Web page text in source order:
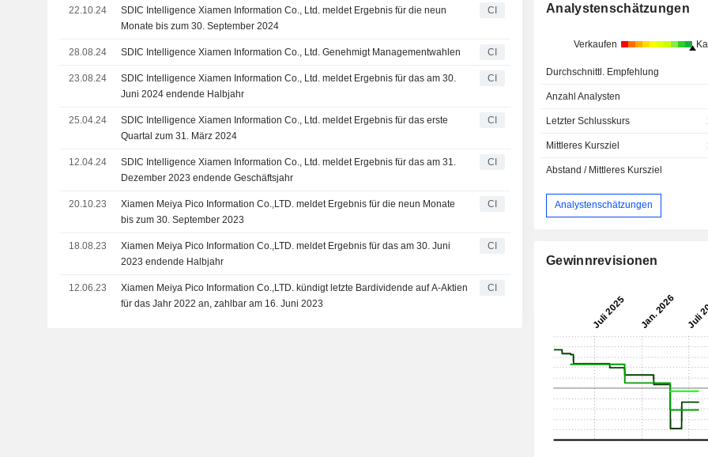
22.10.24
SDIC Intelligence Xiamen Information Co., Ltd. meldet Ergebnis für die neun
Monate bis zum 30. September 2024
CI
28.08.24 SDIC Intelligence Xiamen Information Co., Ltd. Genehmigt Managementwahlen CI
23.08.24
SDIC Intelligence Xiamen Information Co., Ltd. meldet Ergebnis für das am 30.
Juni 2024 endende Halbjahr
CI
25.04.24
SDIC Intelligence Xiamen Information Co., Ltd. meldet Ergebnis für das erste
Quartal zum 31. März 2024
CI
12.04.24
SDIC Intelligence Xiamen Information Co., Ltd. meldet Ergebnis für das am 31.
Dezember 2023 endende Geschäftsjahr
CI
20.10.23
Xiamen Meiya Pico Information Co.,LTD. meldet Ergebnis für die neun Monate
bis zum 30. September 2023
CI
18.08.23
Xiamen Meiya Pico Information Co.,LTD. meldet Ergebnis für das am 30. Juni
2023 endende Halbjahr
CI
12.06.23
Xiamen Meiya Pico Information Co.,LTD. kündigt letzte Bardividende auf A-Aktien
für das Jahr 2022 an, zahlbar am 16. Juni 2023
CI
Analystenschätzungen
Verkaufen
Durchschnittl. Empfehlung
Anzahl Analysten
Letzter Schlusskurs
Mittleres Kursziel
Abstand / Mittleres Kursziel
Analystenschätzungen
Gewinnrevisionen